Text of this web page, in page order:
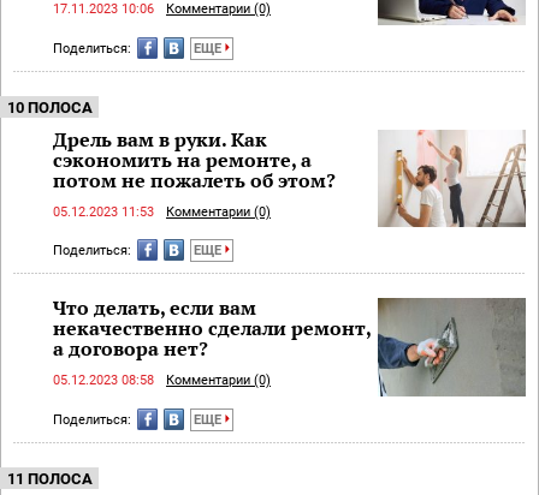
17.11.2023 10:06 Комментарии (0)
Поделиться: ЕЩЕ
10 ПОЛОСА
Дрель вам в руки. Как
сэкономить на ремонте, а
потом не пожалеть об этом?
05.12.2023 11:53 Комментарии (0)
Поделиться: ЕЩЕ
Что делать, если вам
некачественно сделали ремонт,
а договора нет?
05.12.2023 08:58 Комментарии (0)
Поделиться: ЕЩЕ
11 ПОЛОСА